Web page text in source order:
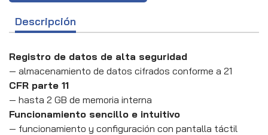
Descripción
Registro de datos de alta seguridad
— almacenamiento de datos cifrados conforme a 21
CFR parte 11
— hasta 2 GB de memoria interna
Funcionamiento sencillo e intuitivo
— funcionamiento y configuración con pantalla táctil